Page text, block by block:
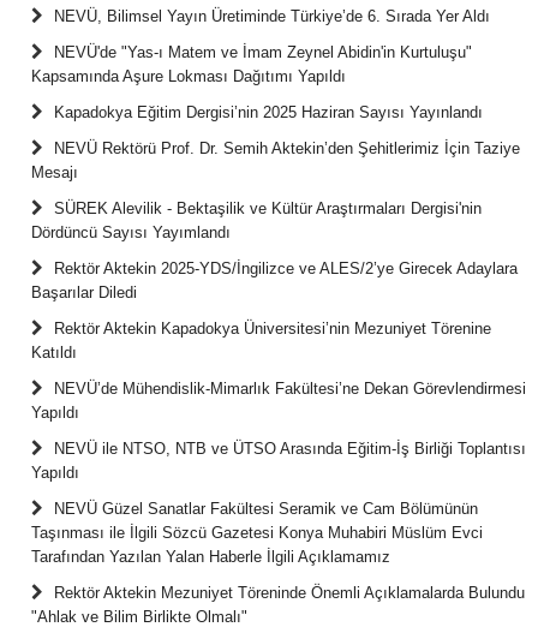
NEVÜ, Bilimsel Yayın Üretiminde Türkiye’de 6. Sırada Yer Aldı
NEVÜ'de "Yas-ı Matem ve İmam Zeynel Abidin'in Kurtuluşu"
Kapsamında Aşure Lokması Dağıtımı Yapıldı
Kapadokya Eğitim Dergisi’nin 2025 Haziran Sayısı Yayınlandı
NEVÜ Rektörü Prof. Dr. Semih Aktekin’den Şehitlerimiz İçin Taziye
Mesajı
SÜREK Alevilik - Bektaşilik ve Kültür Araştırmaları Dergisi'nin
Dördüncü Sayısı Yayımlandı
Rektör Aktekin 2025-YDS/İngilizce ve ALES/2’ye Girecek Adaylara
Başarılar Diledi
Rektör Aktekin Kapadokya Üniversitesi’nin Mezuniyet Törenine
Katıldı
NEVÜ’de Mühendislik-Mimarlık Fakültesi’ne Dekan Görevlendirmesi
Yapıldı
NEVÜ ile NTSO, NTB ve ÜTSO Arasında Eğitim-İş Birliği Toplantısı
Yapıldı
NEVÜ Güzel Sanatlar Fakültesi Seramik ve Cam Bölümünün
Taşınması ile İlgili Sözcü Gazetesi Konya Muhabiri Müslüm Evci
Tarafından Yazılan Yalan Haberle İlgili Açıklamamız
Rektör Aktekin Mezuniyet Töreninde Önemli Açıklamalarda Bulundu
"Ahlak ve Bilim Birlikte Olmalı"